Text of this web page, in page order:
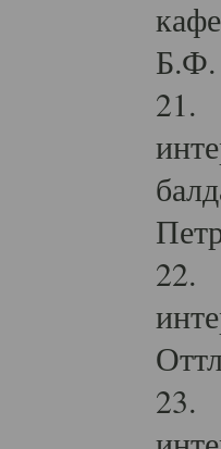
Б.Ф.
21.
22.
23.